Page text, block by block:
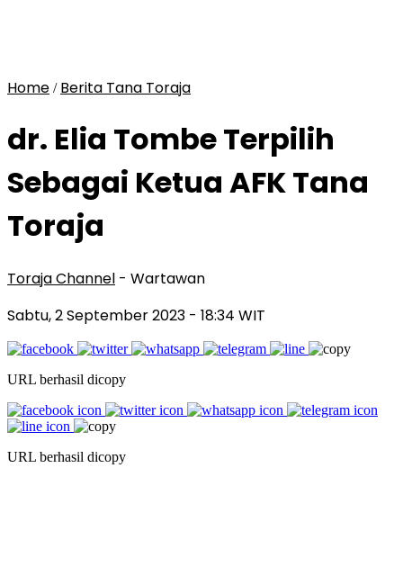
Home / Berita Tana Toraja
dr. Elia Tombe Terpilih
Sebagai Ketua AFK Tana
Toraja
Toraja Channel - Wartawan
Sabtu, 2 September 2023 - 18:34 WIT
URL berhasil dicopy
URL berhasil dicopy